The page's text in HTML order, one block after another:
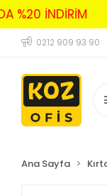
%20 İNDİRİM
0212 909 93 90
Ana Sayfa